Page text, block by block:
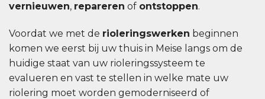
vernieuwen, repareren of ontstoppen.
Voordat we met de rioleringswerken beginnen
komen we eerst bij uw thuis in Meise langs om de
huidige staat van uw rioleringssysteem te
evalueren en vast te stellen in welke mate uw
riolering moet worden gemoderniseerd of